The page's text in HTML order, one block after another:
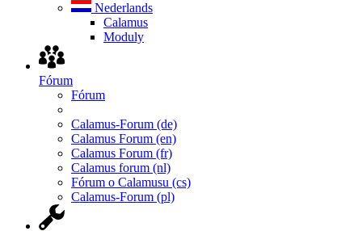
Nederlands
Calamus
Moduly
Fórum
Fórum
Calamus-Forum (de)
Calamus Forum (en)
Calamus Forum (fr)
Calamus forum (nl)
Fórum o Calamusu (cs)
Calamus-Forum (pl)